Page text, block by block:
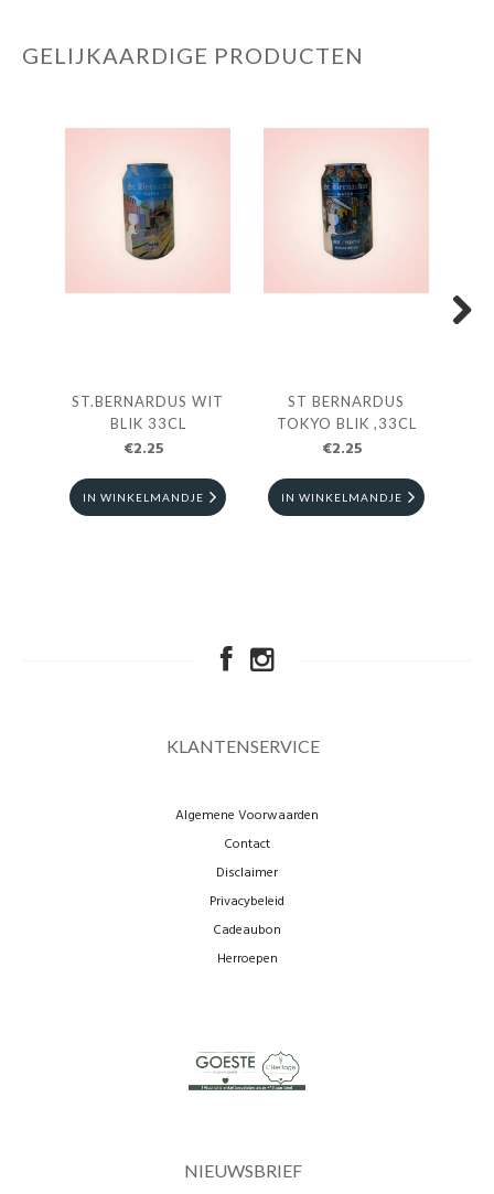
GELIJKAARDIGE PRODUCTEN
ST.BERNARDUS WIT
BLIK 33CL
€2.25
IN WINKELMANDJE
ST BERNARDUS
TOKYO BLIK ,33CL
€2.25
IN WINKELMANDJE
KLANTENSERVICE
Algemene Voorwaarden
Contact
Disclaimer
Privacybeleid
Cadeaubon
Herroepen
NIEUWSBRIEF